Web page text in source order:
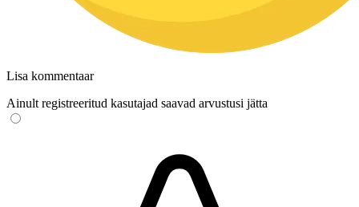
Lisa kommentaar
Ainult registreeritud kasutajad saavad arvustusi jätta